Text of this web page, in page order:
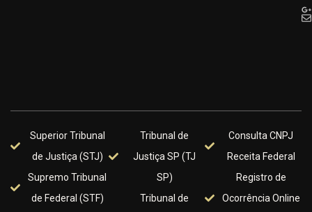
Superior Tribunal
de Justiça (STJ)
Supremo Tribunal
de Federal (STF)
Tribunal de
Justiça SP (TJ
SP)
Tribunal de
Consulta CNPJ
Receita Federal
Registro de
Ocorrência Online